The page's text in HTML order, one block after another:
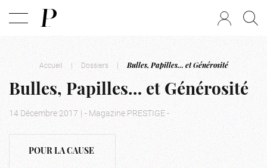
Accueil | Dossiers | Bulles, Papilles… et Générosité
Bulles, Papilles… et Générosité
14 Décembre 2017 | - Magazine PRESTIGE -
POUR LA CAUSE